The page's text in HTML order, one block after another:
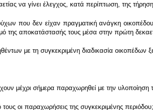
να γίνει έλεγχος, κατά περίπτωση, της
που δεν είχαν πραγματική ανάγκη
της αποκατάστασής τους μέσα στην πρώτη
με τη συγκεκριμένη διαδικασία οικοπέδων
μέχρι σήμερα παραχωρηθεί με την
οι παραχωρήσεις της συγκεκριμένης περιόδου;